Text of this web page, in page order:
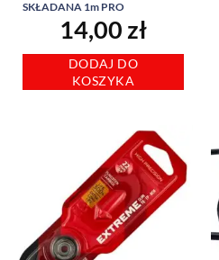
SKŁADANA 1m PRO
14,00 zł
DODAJ DO
KOSZYKA